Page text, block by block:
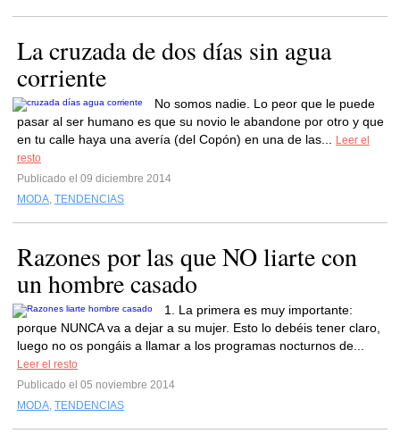
La cruzada de dos días sin agua
corriente
No somos nadie. Lo peor que le puede
pasar al ser humano es que su novio le abandone por otro y que
en tu calle haya una avería (del Copón) en una de las...
Leer el
resto
Publicado el 09 diciembre 2014
MODA, TENDENCIAS
Razones por las que NO liarte con
un hombre casado
1. La primera es muy importante:
porque NUNCA va a dejar a su mujer. Esto lo debéis tener claro,
luego no os pongáis a llamar a los programas nocturnos de...
Leer el resto
Publicado el 05 noviembre 2014
MODA, TENDENCIAS